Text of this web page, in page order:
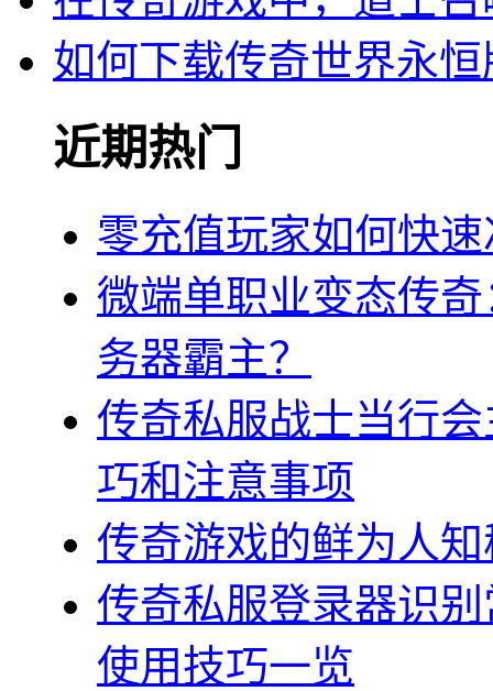
如何下载传奇世界永
近期热门
零充值玩家如何快
微端单职业变态传
务器霸主？
传奇私服战士当行
巧和注意事项
传奇游戏的鲜为人
传奇私服登录器识
使用技巧一览